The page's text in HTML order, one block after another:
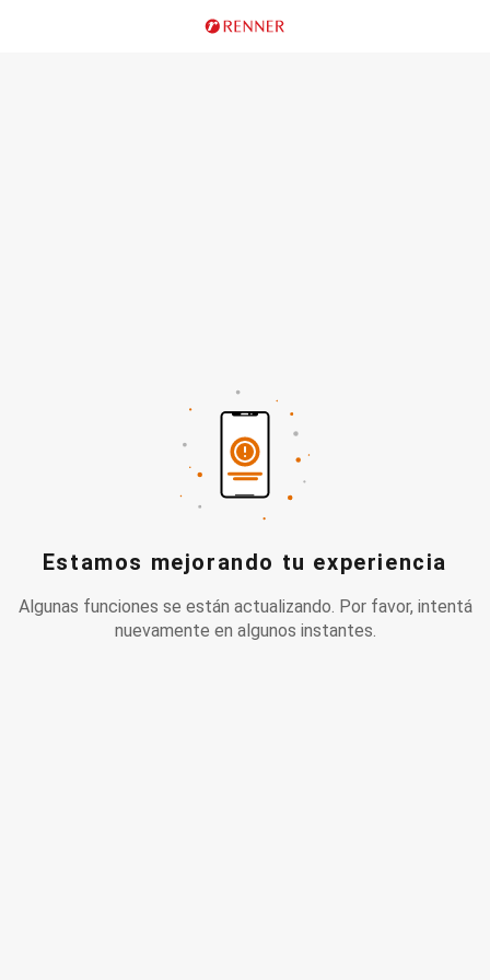
Estamos mejorando tu experiencia
Algunas funciones se están actualizando. Por favor, intentá
nuevamente en algunos instantes.